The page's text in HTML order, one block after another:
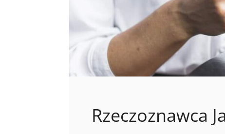
Rzeczoznawca